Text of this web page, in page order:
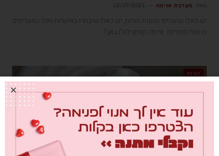
מערכת פנימה
יש כאלו שיעדיפו מתנות זוגיות, יש כאלו שיבחרו באישיות ואלו המעדיפים
מתנות סמליות. אז מה קונים לט"ו באב?
זוגיות